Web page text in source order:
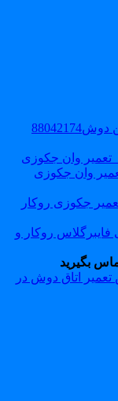
جکوزی روکار
بگیرید
اتاق دوش در